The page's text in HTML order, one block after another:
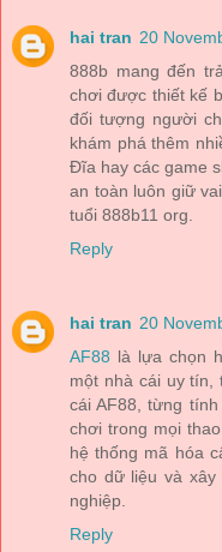
hai tran 20
888b mang đến
chơi được thiết kế
đối tượng người
khám phá thêm
Đĩa hay các game
an toàn luôn giữ
tuổi 888b11 org.
Reply
hai tran 20
AF88 là lựa chọn
một nhà cái uy tín,
cái AF88, từng
chơi trong mọi
hệ thống mã hóa
cho dữ liệu và xây
nghiệp.
Reply